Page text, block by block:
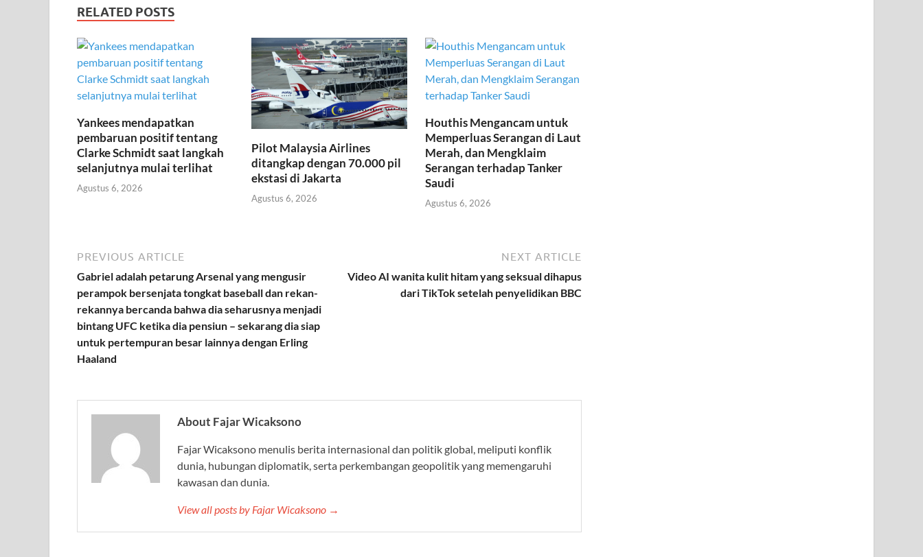
RELATED POSTS
Yankees mendapatkan
pembaruan positif tentang
Clarke Schmidt saat langkah
selanjutnya mulai terlihat
Agustus 6, 2026
Pilot Malaysia Airlines
ditangkap dengan 70.000 pil
ekstasi di Jakarta
Agustus 6, 2026
Houthis Mengancam untuk
Memperluas Serangan di Laut
Merah, dan Mengklaim
Serangan terhadap Tanker
Saudi
Agustus 6, 2026
PREVIOUS ARTICLE
Gabriel adalah petarung Arsenal yang mengusir
perampok bersenjata tongkat baseball dan rekan-
rekannya bercanda bahwa dia seharusnya menjadi
bintang UFC ketika dia pensiun – sekarang dia siap
untuk pertempuran besar lainnya dengan Erling
Haaland
NEXT ARTICLE
Video AI wanita kulit hitam yang seksual dihapus
dari TikTok setelah penyelidikan BBC
About Fajar Wicaksono
Fajar Wicaksono menulis berita internasional dan politik global, meliputi konflik
dunia, hubungan diplomatik, serta perkembangan geopolitik yang memengaruhi
kawasan dan dunia.
View all posts by Fajar Wicaksono →